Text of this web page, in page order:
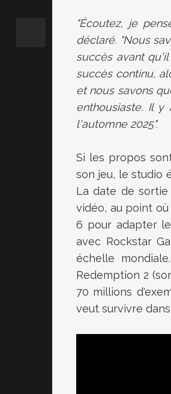
"Écoutez, je
déclaré. "Nous
succès avant
succès continu,
et nous savons
enthousiaste. Il
l'automne 2025".
Si les propos
son jeu, le studio
La date de
vidéo, au point
6 pour adapter
avec Rockstar
échelle
Redemption 2
70 millions
veut survivre